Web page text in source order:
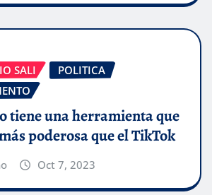
SALI
POLITICA
tiene una herramienta que
poderosa que el TikTok
Oct 7, 2023